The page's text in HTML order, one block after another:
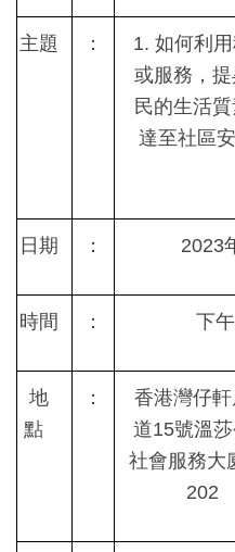
主題 ： 1. 如何利
或服務，
民的生活質
達至社區
日期 ： 2023
時間 ： 下午
地
點
：
香港灣仔
道15號溫
社會服務大
202